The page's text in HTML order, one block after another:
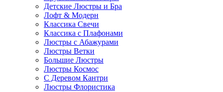
Детские Люстры и Бра
Лофт & Модерн
Классика Свечи
Классика с Плафонами
Люстры с Абажурами
Люстры Ветки
Большие Люстры
Люстры Космос
С Деревом Кантри
Люстры Флористика